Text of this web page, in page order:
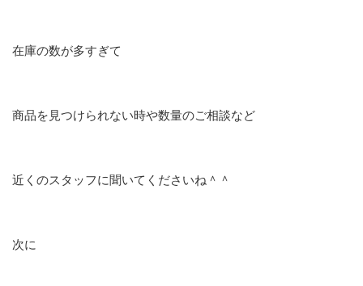
在庫の数が多すぎて
商品を見つけられない時や数量のご相談など
近くのスタッフに聞いてくださいね＾＾
次に